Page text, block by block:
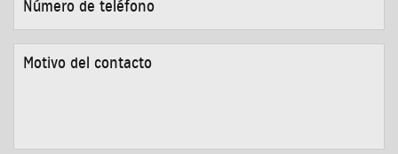
DE
TELÉFONO *
DEL